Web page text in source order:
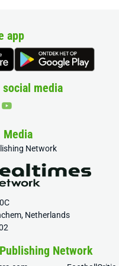
app
media
Media
Network
Netherlands
Network